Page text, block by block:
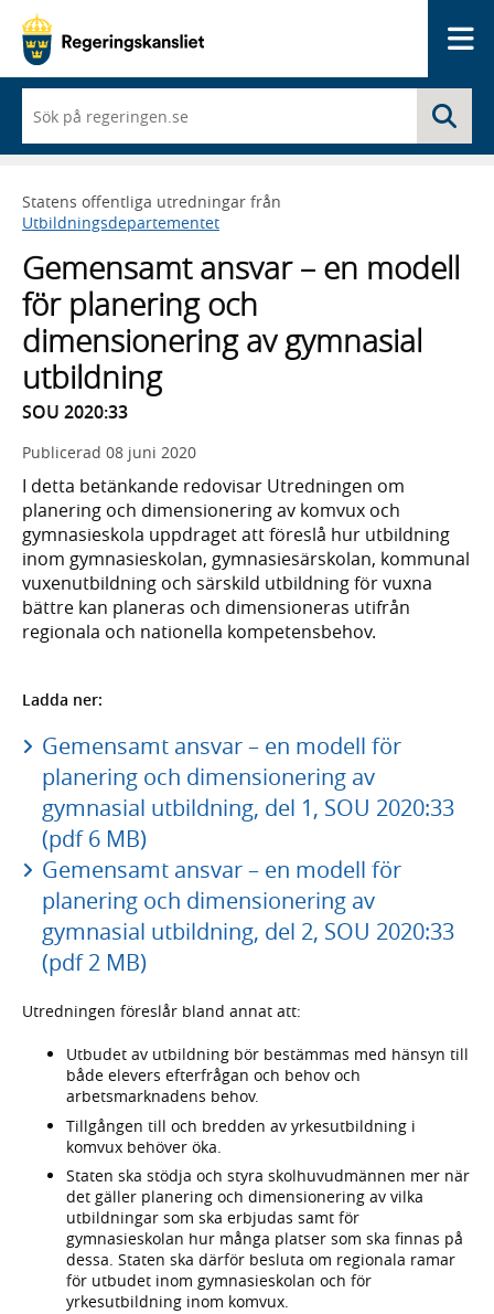
du
börjar
skriva
framträder
en
med
sökförslag
Statens offentliga utredningar från
Utbildningsdepartementet
Gemensamt ansvar – en modell
för planering och
dimensionering av gymnasial
utbildning
SOU 2020:33
Publicerad 08 juni 2020
I detta betänkande redovisar Utredningen om
planering och dimensionering av komvux och
gymnasieskola uppdraget att föreslå hur utbildning
inom gymnasieskolan, gymnasiesärskolan, kommunal
vuxenutbildning och särskild utbildning för vuxna
bättre kan planeras och dimensioneras utifrån
regionala och nationella kompetensbehov.
Ladda ner:
Gemensamt ansvar – en modell för
planering och dimensionering av
gymnasial utbildning, del 1, SOU 2020:33
(pdf 6 MB)
Gemensamt ansvar – en modell för
planering och dimensionering av
gymnasial utbildning, del 2, SOU 2020:33
(pdf 2 MB)
Utredningen föreslår bland annat att:
Utbudet av utbildning bör bestämmas med hänsyn till
både elevers efterfrågan och behov och
arbetsmarknadens behov.
Tillgången till och bredden av yrkesutbildning i
komvux behöver öka.
Staten ska stödja och styra skolhuvudmännen mer när
det gäller planering och dimensionering av vilka
utbildningar som ska erbjudas samt för
gymnasieskolan hur många platser som ska finnas på
dessa. Staten ska därför besluta om regionala ramar
för utbudet inom gymnasieskolan och för
yrkesutbildning inom komvux.